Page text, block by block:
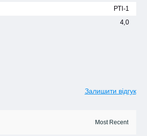
РТІ-1
4,0
Залишити відгук